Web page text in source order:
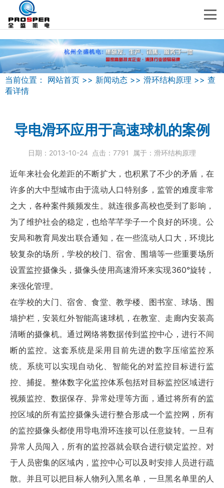
当前位置： 网站首页 >> 新闻动态 >> 滑环结构原理 >> 查
看详情
导电滑环应用于高速球机的案例
日期： 2013-10-24 点击： 7791 属于： 滑环结构原理
近年来社会化差距的不断扩大，也积累了不少的矛盾，在
许多的大中型城市由于流动人口特别多，监管的难度非常
之大，各种案件频频发生。就连很多高校也受到了影响，
为了维护社会的稳定，也给芊芊学子一个良好的环境。公
安局和教育局发出联合通知，在一些流动人口大，环境比
较复杂的场所，学校的校门、宿舍、围墙等一些重要场所
设置监控摄像头，摄像头使用高速滑环来实现360°旋转，
来强化管理。
在学校的大门、宿舍、食堂、教学楼、图书室、球场、围
墙护栏，安装红外智能高速球机，在教室、走廊内安装高
清晰的摄像机。通过网络将数据传到监控中心，进行不间
断的监控。这套系统是采用目前先进的数字压缩监控系
统。系统可以实现自动化、智能化的对监控目标进行监
控、捕捉。整体数字化监控体系包括对目标监控区域进行
视频监控、数据保存、异常处理等方面，通过将所有的监
控区域的所有监控摄像头进行整合形成一个监控网，所有
的监控摄像头都使用导电滑环连接可以任意旋转。一旦有
异常人员闯入，所有的监控器就会联合进行锁定监控。对
于人员密集的区域内，监控中心可以及时安排人员进行疏
散。并且可以把目标人物列入黑名单，一旦黑名单里的人